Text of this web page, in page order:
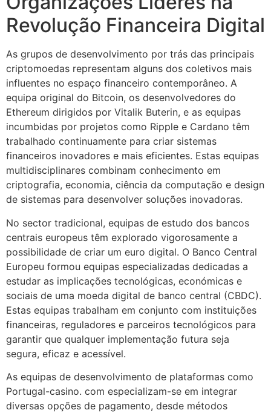
Revolução Financeira Digital
As grupos de desenvolvimento por trás das principais
criptomoedas representam alguns dos coletivos mais
influentes no espaço financeiro contemporâneo. A
equipa original do Bitcoin, os desenvolvedores do
Ethereum dirigidos por Vitalik Buterin, e as equipas
incumbidas por projetos como Ripple e Cardano têm
trabalhado continuamente para criar sistemas
financeiros inovadores e mais eficientes. Estas equipas
multidisciplinares combinam conhecimento em
criptografia, economia, ciência da computação e design
de sistemas para desenvolver soluções inovadoras.
No sector tradicional, equipas de estudo dos bancos
centrais europeus têm explorado vigorosamente a
possibilidade de criar um euro digital. O Banco Central
Europeu formou equipas especializadas dedicadas a
estudar as implicações tecnológicas, económicas e
sociais de uma moeda digital de banco central (CBDC).
Estas equipas trabalham em conjunto com instituições
financeiras, reguladores e parceiros tecnológicos para
garantir que qualquer implementação futura seja
segura, eficaz e acessível.
As equipas de desenvolvimento de plataformas como
Portugal-casino. com especializam-se em integrar
diversas opções de pagamento, desde métodos